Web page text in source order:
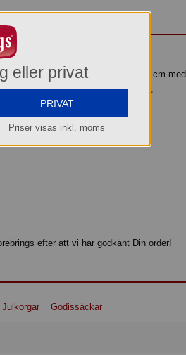
Julsäck Mörkgrå Tomtedans 19x32 cm med
Daim, Golden Toffee, Japp, Lakris,
g.
efter att vi har godkänt Din order!
Julkorgar Godissäckar
eller privat
PRIVAT
Priser visas inkl. moms